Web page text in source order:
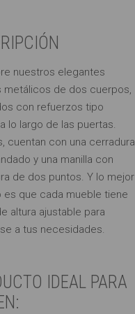
nuestros elegantes
metálicos de dos cuerpos,
con refuerzos tipo
lo largo de las puertas.
cuentan con una cerradura
y una manilla con
de dos puntos. Y lo mejor
es que cada mueble tiene
altura ajustable para
a tus necesidades.
IDEAL PARA